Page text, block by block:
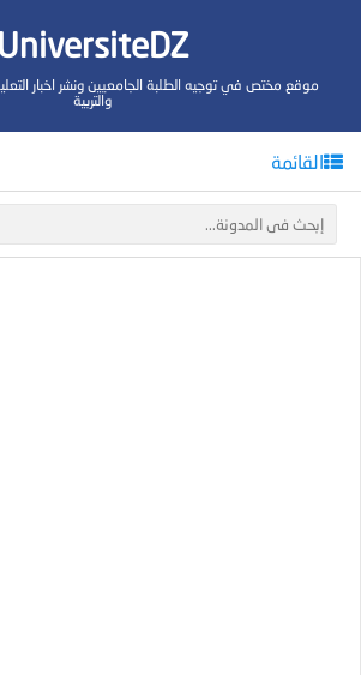
UniversiteDZ
موقع مختص في توجيه الطلبة الجامعيين ونشر اخبار
والتربية
القائمة